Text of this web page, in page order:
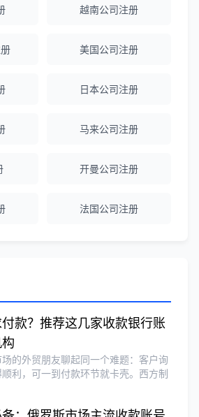
★★★★★
册服务非常专业，顾问响应迅
册全程指导，文件准备非常专
册和银行开户服务高效，推
荐！
★★★★★
+建厂规划一站式服务，完
越南公司注册
美国公司注册
日本公司注册
马来公司注册
开曼公司注册
法国公司注册
款？推荐这几家收款银行账
的外贸朋友聊起同一个难题：客户询
利，可一到付款环节就卡壳。西方制